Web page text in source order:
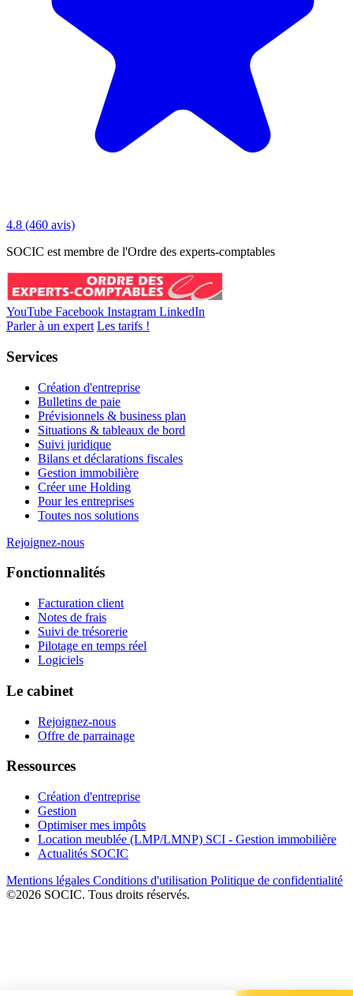
4.8 (460 avis)
SOCIC est membre de l'Ordre des experts-comptables
YouTube Facebook Instagram LinkedIn
Parler à un expert Les tarifs !
Services
Création d'entreprise
Bulletins de paie
Prévisionnels & business plan
Situations & tableaux de bord
Suivi juridique
Bilans et déclarations fiscales
Gestion immobilière
Créer une Holding
Pour les entreprises
Toutes nos solutions
Rejoignez-nous
Fonctionnalités
Facturation client
Notes de frais
Suivi de trésorerie
Pilotage en temps réel
Logiciels
Le cabinet
Rejoignez-nous
Offre de parrainage
Ressources
Création d'entreprise
Gestion
Optimiser mes impôts
Location meublée (LMP/LMNP) SCI - Gestion immobilière
Actualités SOCIC
Mentions légales Conditions d'utilisation Politique de confidentialité
©2026 SOCIC. Tous droits réservés.